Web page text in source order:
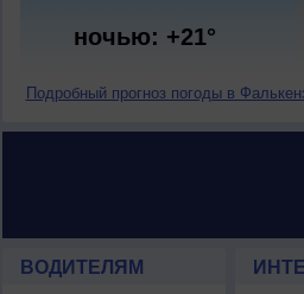
ночью: +21°
Подробный прогноз погоды в
ВОДИТЕЛЯМ